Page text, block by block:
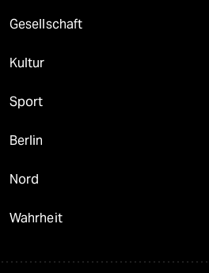
Gesellschaft
Kultur
Sport
Berlin
Nord
Wahrheit